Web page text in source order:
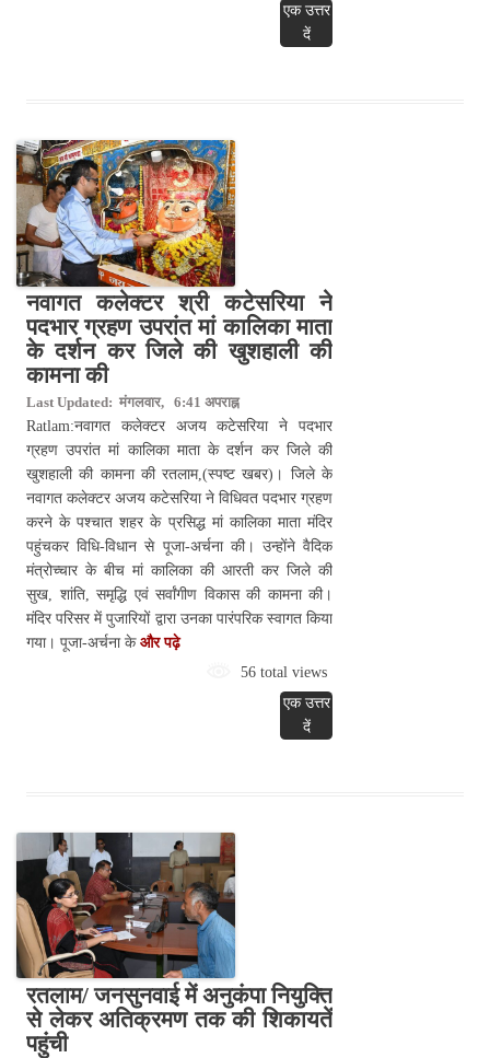
एक उत्तर
दें
नवागत कलेक्टर श्री कटेसरिया ने
पदभार ग्रहण उपरांत मां कालिका माता
के दर्शन कर जिले की खुशहाली की
कामना की
Last Updated: मंगलवार, 6:41 अपराह्न
Ratlam:नवागत कलेक्टर अजय कटेसरिया ने पदभार
ग्रहण उपरांत मां कालिका माता के दर्शन कर जिले की
खुशहाली की कामना की रतलाम,(स्पष्ट खबर)। जिले के
नवागत कलेक्टर अजय कटेसरिया ने विधिवत पदभार ग्रहण
करने के पश्चात शहर के प्रसिद्ध मां कालिका माता मंदिर
पहुंचकर विधि-विधान से पूजा-अर्चना की। उन्होंने वैदिक
मंत्रोच्चार के बीच मां कालिका की आरती कर जिले की
सुख, शांति, समृद्धि एवं सर्वांगीण विकास की कामना की।
मंदिर परिसर में पुजारियों द्वारा उनका पारंपरिक स्वागत किया
गया। पूजा-अर्चना के और पढ़े
56 total views
एक उत्तर
दें
रतलाम/ जनसुनवाई में अनुकंपा नियुक्ति
से लेकर अतिक्रमण तक की शिकायतें
पहुंची